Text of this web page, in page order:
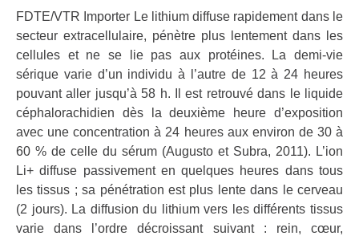
FDTE/VTR Importer Le lithium diffuse rapidement dans le
secteur extracellulaire, pénètre plus lentement dans les
cellules et ne se lie pas aux protéines. La demi-vie
sérique varie d’un individu à l’autre de 12 à 24 heures
pouvant aller jusqu’à 58 h. Il est retrouvé dans le liquide
céphalorachidien dès la deuxième heure d’exposition
avec une concentration à 24 heures aux environ de 30 à
60 % de celle du sérum (Augusto et Subra, 2011). L’ion
Li+ diffuse passivement en quelques heures dans tous
les tissus ; sa pénétration est plus lente dans le cerveau
(2 jours). La diffusion du lithium vers les différents tissus
varie dans l’ordre décroissant suivant : rein, cœur,